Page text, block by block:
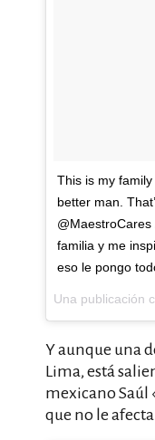
This is my
better man.
familia y me
eso le pongo
Y aunque una
Lima, está
mexicano Saúl
que no le